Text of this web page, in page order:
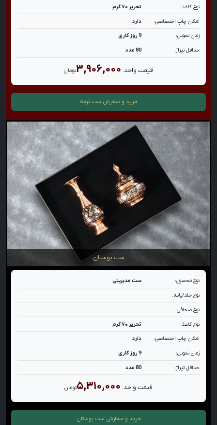
نوع کاغذ: تحریر ۷۰ گرم
امکان چاپ اختصاصی: دارد
زمان تحویل: 9 روز کاری
حداقل تیراژ: 80 عدد
قیمت واحد: ۳,۹۰۶,۰۰۰تومان
خرید و سفارش ست ترمه
ست بوستان
نوع محصول: ست مدیریتی
نوع جلد/پایه:
نوع صحافی:
نوع کاغذ: تحریر ۷۰ گرم
امکان چاپ اختصاصی: دارد
زمان تحویل: 9 روز کاری
حداقل تیراژ: 80 عدد
قیمت واحد: ۵,۳۱۰,۰۰۰تومان
خرید و سفارش ست بوستان